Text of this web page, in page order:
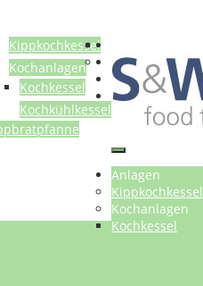
Kippkochkessel
Kochanlagen
Kochkessel
Kochkühlkessel
Referenzen
Anlagen
Kippkochkessel
Kochanlagen
Kochkessel